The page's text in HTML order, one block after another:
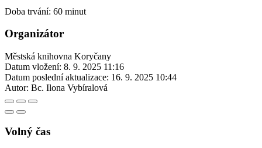
Doba trvání: 60 minut
Organizátor
Městská knihovna Koryčany
Datum vložení: 8. 9. 2025 11:16
Datum poslední aktualizace: 16. 9. 2025 10:44
Autor: Bc. Ilona Vybíralová
Volný čas